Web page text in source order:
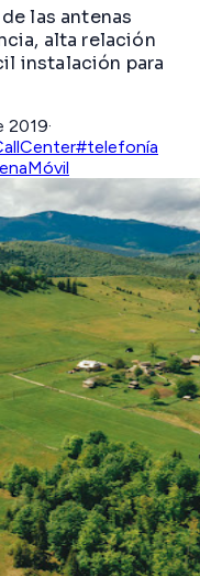
las antenas
alta relación
instalación para
2019·
#telefonía